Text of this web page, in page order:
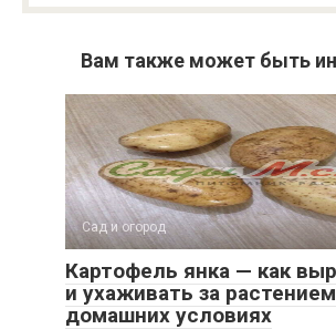
Вам также может быть
Сад и огород
Картофель янка — как
и ухаживать за
домашних условиях